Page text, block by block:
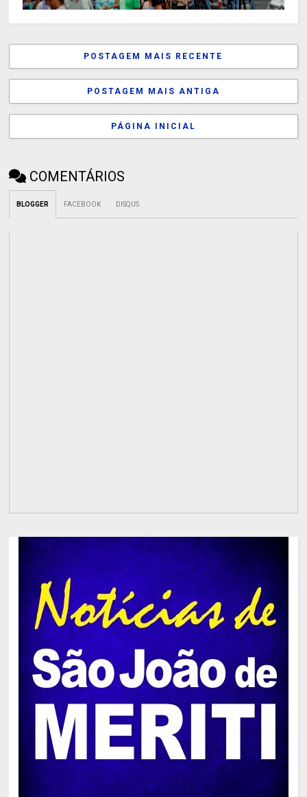
POSTAGEM MAIS RECENTE
POSTAGEM MAIS ANTIGA
PÁGINA INICIAL
COMENTÁRIOS
BLOGGER FACEBOOK DISQUS